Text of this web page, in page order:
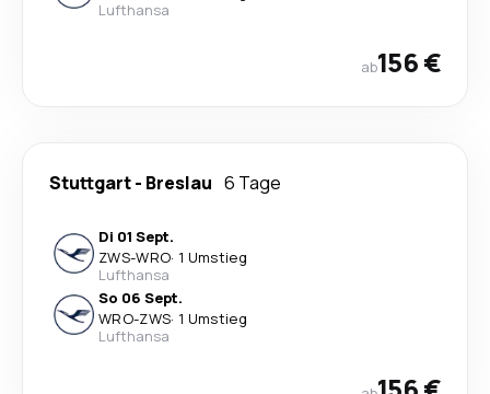
Lufthansa
ab156 €
Stuttgart- Breslau 6 Tage
Di 01 Sept.
ZWS-WRO· 1 Umstieg
Lufthansa
So 06 Sept.
WRO-ZWS· 1 Umstieg
Lufthansa